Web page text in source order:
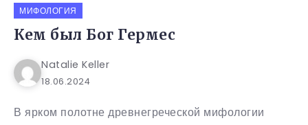
МИФОЛОГИЯ
Кем был Бог Гермес
Natalie Keller
18.06.2024
В ярком полотне древнегреческой мифологии